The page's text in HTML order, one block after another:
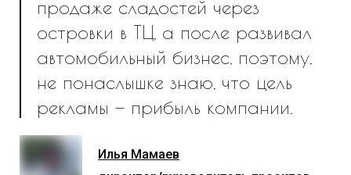
продаже сладостей через
островки в ТЦ, а после развивал
автомобильный бизнес, поэтому,
не понаслышке знаю, что цель
рекламы — прибыль компании.
Илья Мамаев